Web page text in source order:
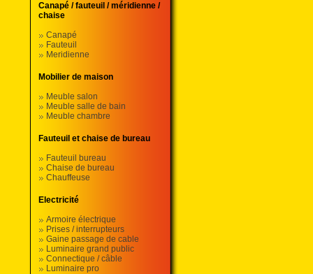
Canapé / fauteuil / méridienne /
chaise
Canapé
Fauteuil
Meridienne
Mobilier de maison
Meuble salon
Meuble salle de bain
Meuble chambre
Fauteuil et chaise de bureau
Fauteuil bureau
Chaise de bureau
Chauffeuse
Electricité
Armoire électrique
Prises / interrupteurs
Gaine passage de cable
Luminaire grand public
Connectique / câble
Luminaire pro